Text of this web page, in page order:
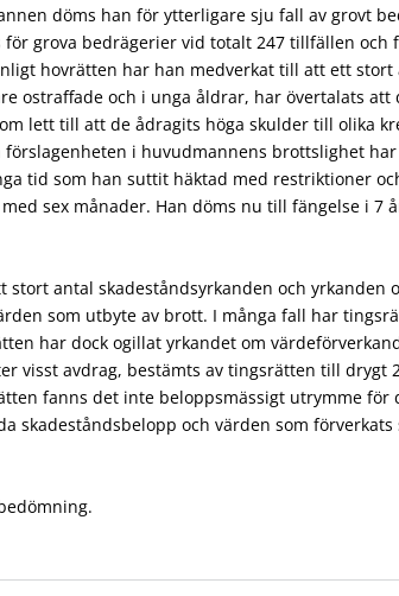
döms han för ytterligare sju fall av grovt
grova bedrägerier vid totalt 247 tillfällen och
hovrätten har han medverkat till att ett stort
ostraffade och i unga åldrar, har övertalats att
lett till att de ådragits höga skulder till olika
i huvudmannens brottslighet
tid som han suttit häktad med restriktioner
sex månader. Han döms nu till fängelse i 7
stort antal skadeståndsyrkanden och yrkanden
som utbyte av brott. I många fall har
har dock ogillat yrkandet om
visst avdrag, bestämts av tingsrätten till drygt
fanns det inte beloppsmässigt utrymme för
skadeståndsbelopp och värden som förverkats